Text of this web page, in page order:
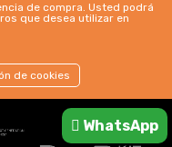
de compra. Usted podrá
que desea utilizar en
de cookies
Header Mobile
WhatsApp